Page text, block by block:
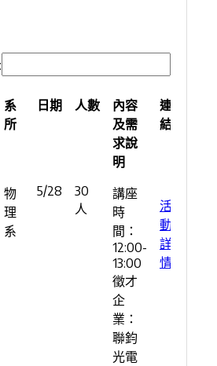
系
所
日期 人數
內容
及需
求說
明
連
結
系
所
日期 人數
內容
及需
求說
明
結
物
理
系
5/28
30
人
講座
時
間：
12:00-
13:00
徵才
企
業：
聯鈞
光電
活
動
詳
情